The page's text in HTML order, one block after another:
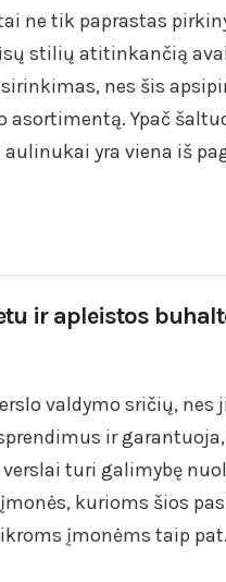
ne tik paprastas
stilių atitinkančią
nes šis
Ypač
yra viena iš
ir apleistos
valdymo sričių,
ir
turi galimybę
kurioms šios
įmonėms taip